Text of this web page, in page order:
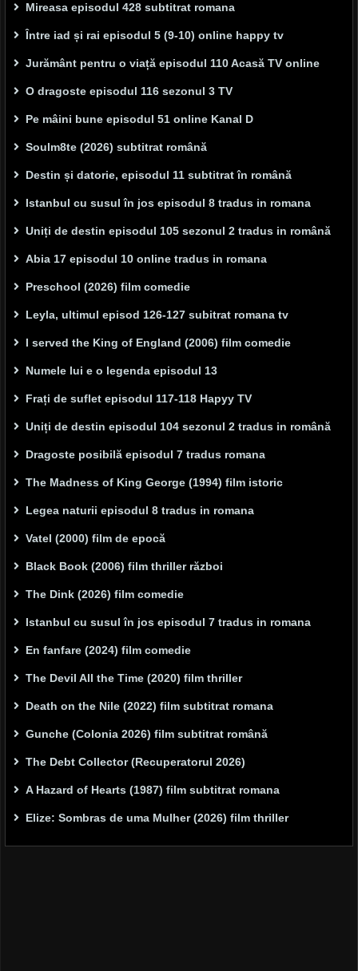
Mireasa episodul 428 subtitrat romana
Între iad și rai episodul 5 (9-10) online happy tv
Jurământ pentru o viață episodul 110 Acasă TV online
O dragoste episodul 116 sezonul 3 TV
Pe mâini bune episodul 51 online Kanal D
Soulm8te (2026) subtitrat română
Destin și datorie, episodul 11 subtitrat în română
Istanbul cu susul în jos episodul 8 tradus in romana
Uniți de destin episodul 105 sezonul 2 tradus in română
Abia 17 episodul 10 online tradus in romana
Preschool (2026) film comedie
Leyla, ultimul episod 126-127 subitrat romana tv
I served the King of England (2006) film comedie
Numele lui e o legenda episodul 13
Frați de suflet episodul 117-118 Hapyy TV
Uniți de destin episodul 104 sezonul 2 tradus in română
Dragoste posibilă episodul 7 tradus romana
The Madness of King George (1994) film istoric
Legea naturii episodul 8 tradus in romana
Vatel (2000) film de epocă
Black Book (2006) film thriller război
The Dink (2026) film comedie
Istanbul cu susul în jos episodul 7 tradus in romana
En fanfare (2024) film comedie
The Devil All the Time (2020) film thriller
Death on the Nile (2022) film subtitrat romana
Gunche (Colonia 2026) film subtitrat română
The Debt Collector (Recuperatorul 2026)
A Hazard of Hearts (1987) film subtitrat romana
Elize: Sombras de uma Mulher (2026) film thriller